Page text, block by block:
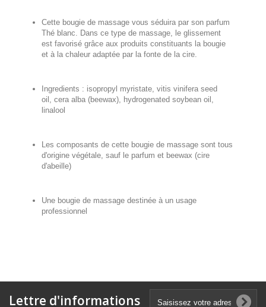
Cette bougie de massage vous séduira par son parfum
Thé blanc. Dans ce type de massage, le glissement
est favorisé grâce aux produits constituants la bougie
et à la chaleur adaptée par la fonte de la cire.
Ingredients : isopropyl myristate, vitis vinifera seed
oil, cera alba (beewax), hydrogenated soybean oil,
linalool
Les composants de cette bougie de massage sont tous
d'origine végétale, sauf le parfum et beewax (cire
d'abeille)
Une bougie de massage destinée à un usage
professionnel
Lettre d'informations